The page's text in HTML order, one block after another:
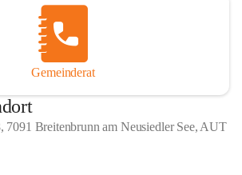
Gemeinderat
7091 Breitenbrunn am Neusiedler See, AUT